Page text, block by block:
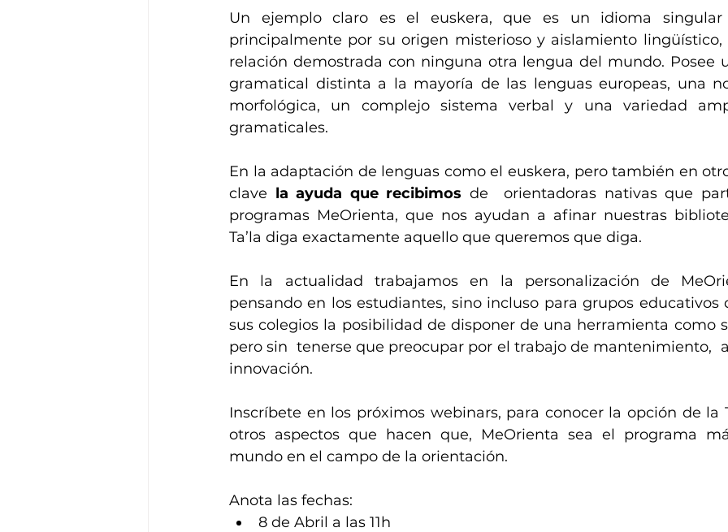
Un ejemplo claro es el euskera, que es un idioma singular
principalmente por su origen misterioso y aislamiento
relación demostrada con ninguna otra lengua del mundo. Posee
gramatical distinta a la mayoría de las lenguas europeas, una
morfológica, un complejo sistema verbal y una variedad
gramaticales.
En la adaptación de lenguas como el euskera, pero también en
clave la ayuda que recibimos de  orientadoras nativas que
programas MeOrienta, que nos ayudan a afinar nuestras
Ta’la diga exactamente aquello que queremos que diga.
En la actualidad trabajamos en la personalización de
pensando en los estudiantes, sino incluso para grupos educativos
sus colegios la posibilidad de disponer de una herramienta como
pero sin  tenerse que preocupar por el trabajo de mantenimiento,
innovación.
Inscríbete en los próximos webinars, para conocer la opción de la
otros aspectos que hacen que, MeOrienta sea el programa
mundo en el campo de la orientación.
Anota las fechas:
8 de Abril a las 11h